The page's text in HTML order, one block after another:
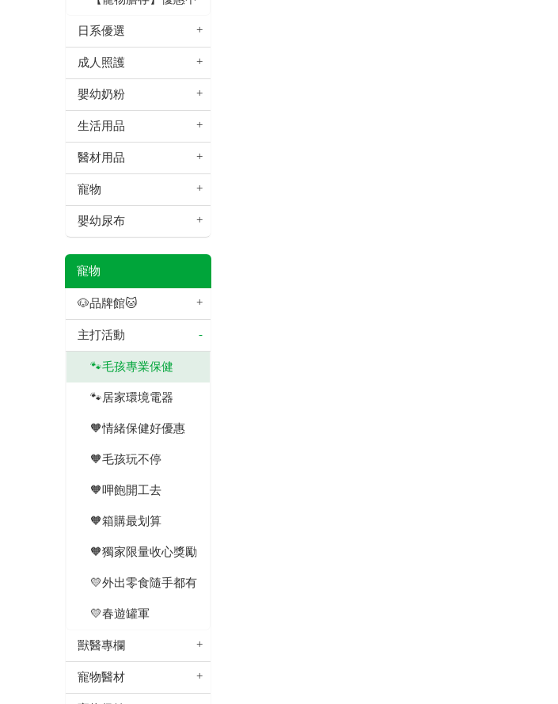
日系優選
成人照護
嬰幼奶粉
生活用品
醫材用品
寵物
嬰幼尿布
寵物
🐶品牌館🐱
主打活動
🐾毛孩專業保健
🐾居家環境電器
🧡情緒保健好優惠
🧡毛孩玩不停
🧡呷飽開工去
🧡箱購最划算
🧡獨家限量收心獎勵
💛外出零食隨手都有
💛春遊罐軍
獸醫專欄
寵物醫材